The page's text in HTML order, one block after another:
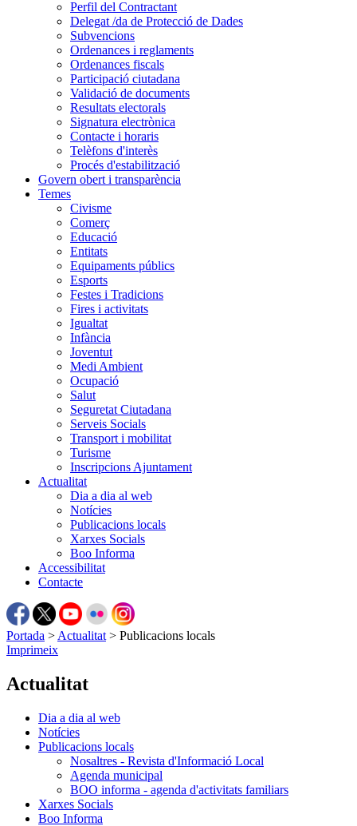
Perfil del Contractant
Delegat /da de Protecció de Dades
Subvencions
Ordenances i reglaments
Ordenances fiscals
Participació ciutadana
Validació de documents
Resultats electorals
Signatura electrònica
Contacte i horaris
Telèfons d'interès
Procés d'estabilització
Govern obert i transparència
Temes
Civisme
Comerç
Educació
Entitats
Equipaments públics
Esports
Festes i Tradicions
Fires i activitats
Igualtat
Infància
Joventut
Medi Ambient
Ocupació
Salut
Seguretat Ciutadana
Serveis Socials
Transport i mobilitat
Turisme
Inscripcions Ajuntament
Actualitat
Dia a dia al web
Notícies
Publicacions locals
Xarxes Socials
Boo Informa
Accessibilitat
Contacte
Portada > Actualitat > Publicacions locals
Imprimeix
Actualitat
Dia a dia al web
Notícies
Publicacions locals
Nosaltres - Revista d'Informació Local
Agenda municipal
BOO informa - agenda d'activitats familiars
Xarxes Socials
Boo Informa